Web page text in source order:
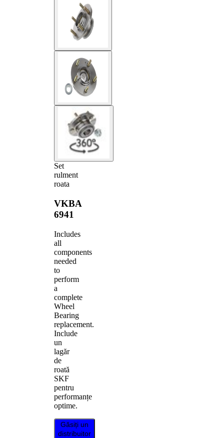
Set
rulment
roata
VKBA
6941
Includes
all
components
needed
to
perform
a
complete
Wheel
Bearing
replacement.
Include
un
lagăr
de
roată
SKF
pentru
performanțe
optime.
Găsiți un
distribuitor